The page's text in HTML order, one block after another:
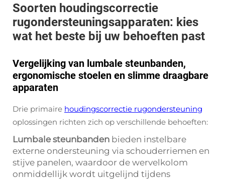
Soorten houdingscorrectie
rugondersteuningsapparaten: kies
wat het beste bij uw behoeften past
Vergelijking van lumbale steunbanden,
ergonomische stoelen en slimme draagbare
apparaten
Drie primaire houdingscorrectie rugondersteuning
oplossingen richten zich op verschillende behoeften:
Lumbale steunbanden bieden instelbare
externe ondersteuning via schouderriemen en
stijve panelen, waardoor de wervelkolom
onmiddellijk wordt uitgelijnd tijdens